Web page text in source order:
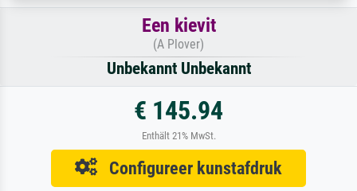
Een kievit
(A Plover)
Unbekannt Unbekannt
€ 145.94
Enthält 21% MwSt.
Configureer kunstafdruk